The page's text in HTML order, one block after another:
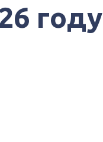
году